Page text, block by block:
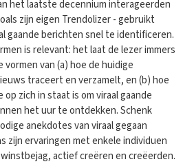
het laatste decennium interageerden
zijn eigen Trendolizer - gebruikt
gaande berichten snel te identificeren.
is relevant: het laat de lezer immers
van (a) hoe de huidige
traceert en verzamelt, en (b) hoe
zich in staat is om viraal gaande
het uur te ontdekken. Schenk
anekdotes van viraal gegaan
zijn ervaringen met enkele individuen
actief creëren en creëerden.